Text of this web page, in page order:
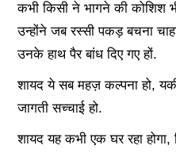
कभी किसी ने भागने की कोशिश
उन्होंने जब रस्सी पकड़ बचना
उनके हाथ पैर बांध दिए गए हों.
शायद ये सब महज़ कल्पना हो,
जागती सच्चाई हो.
शायद यह कभी एक घर रहा